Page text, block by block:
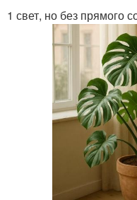
1 свет, но без прямого